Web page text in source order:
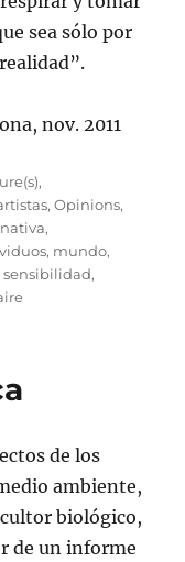
sea sólo por
nov. 2011
,
,Opinions,
,
, mundo,
sensibilidad,
sur
a
la
por
MCarmen
de los
ambiente,
biológico,
de un informe